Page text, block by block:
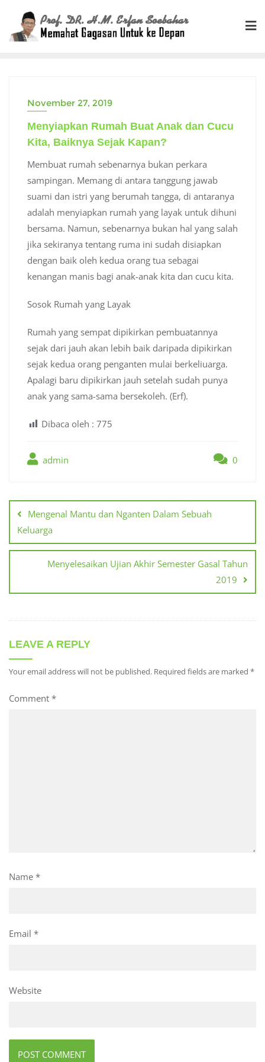
content
November 27, 2019
Menyiapkan Rumah Buat Anak dan Cucu
Kita, Baiknya Sejak Kapan?
Membuat rumah sebenarnya bukan perkara
sampingan. Memang di antara tanggung jawab
suami dan istri yang berumah tangga, di antaranya
adalah menyiapkan rumah yang layak untuk dihuni
bersama. Namun, sebenarnya bukan hal yang salah
jika sekiranya tentang ruma ini sudah disiapkan
dengan baik oleh kedua orang tua sebagai
kenangan manis bagi anak-anak kita dan cucu kita.
Sosok Rumah yang Layak
Rumah yang sempat dipikirkan pembuatannya
sejak dari jauh akan lebih baik daripada dipikirkan
sejak kedua orang penganten mulai berkeliuarga.
Apalagi baru dipikirkan jauh setelah sudah punya
anak yang sama-sama bersekoleh. (Erf).
Dibaca oleh : 775
admin 0
navigation
Mengenal Mantu dan Nganten Dalam Sebuah
Keluarga
Menyelesaikan Ujian Akhir Semester Gasal Tahun
2019
LEAVE A REPLY
Your email address will not be published. Required fields are marked *
Comment *
Name *
Email *
Website